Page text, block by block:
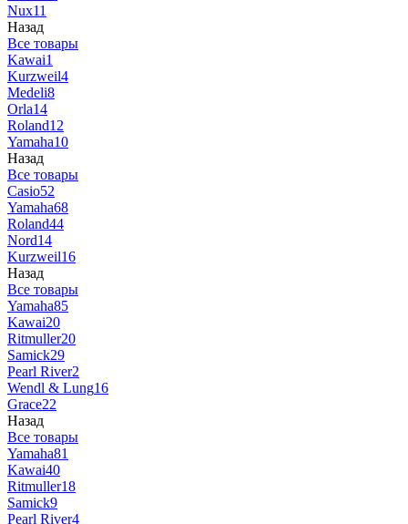
Nux11
Назад
Все товары
Kawai1
Kurzweil4
Medeli8
Orla14
Roland12
Yamaha10
Назад
Все товары
Casio52
Yamaha68
Roland44
Nord14
Kurzweil16
Назад
Все товары
Yamaha85
Kawai20
Ritmuller20
Samick29
Pearl River2
Wendl & Lung16
Grace22
Назад
Все товары
Yamaha81
Kawai40
Ritmuller18
Samick9
Pearl River4